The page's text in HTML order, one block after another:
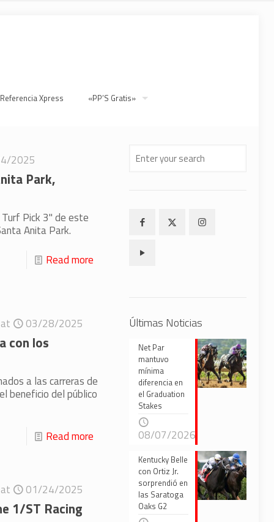
Xpress «PP’S Gratis»
2025
Park,
Pick 3" de este
Anita Park.
Read more
at 03/28/2025
con los
a las carreras de
beneficio del público
Read more
at 01/24/2025
1/ST Racing
Últimas Noticias
Net Par
mantuvo
mínima
diferencia en
el Graduation
Stakes
08/07/2026
Kentucky Belle
con Ortiz Jr.
sorprendió en
las Saratoga
Oaks G2